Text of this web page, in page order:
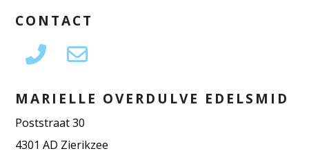
CONTACT
MARIELLE OVERDULVE EDELSMID
Poststraat 30
4301 AD Zierikzee